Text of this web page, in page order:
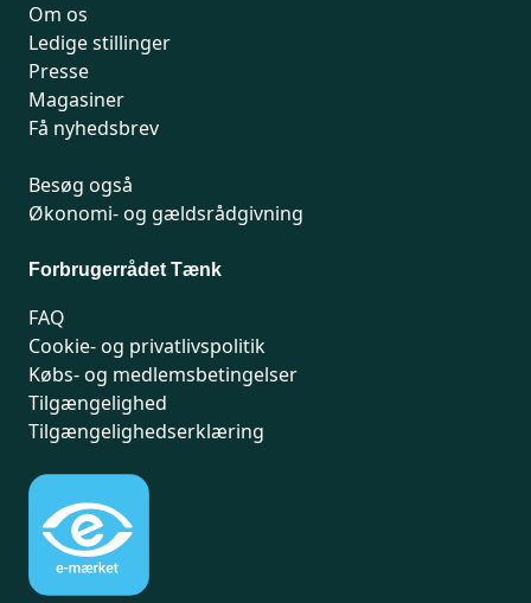
Om os
Ledige stillinger
Presse
Magasiner
Få nyhedsbrev
Besøg også
Økonomi- og gældsrådgivning
Forbrugerrådet Tænk
FAQ
Cookie- og privatlivspolitik
Købs- og medlemsbetingelser
Tilgængelighed
Tilgængelighedserklæring